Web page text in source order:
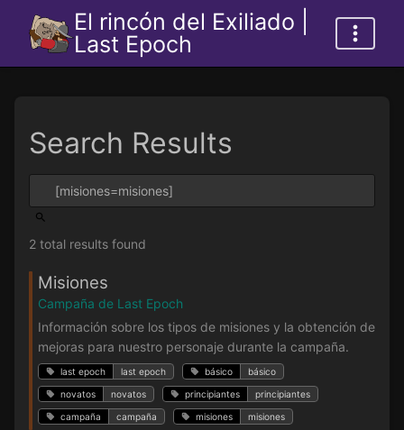
El rincón del Exiliado |
Last Epoch
Search Results
2 total results found
Misiones
Campaña de Last Epoch
Información sobre los tipos de misiones y la obtención de
mejoras para nuestro personaje durante la campaña.
last epoch last epoch básico básico
novatos novatos principiantes principiantes
campaña campaña misiones misiones